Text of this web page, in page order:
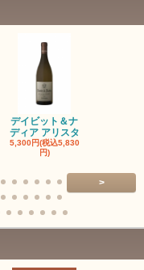
デイビット＆ナ
ディア アリスタ
5,300円(税込5,830
円)
>